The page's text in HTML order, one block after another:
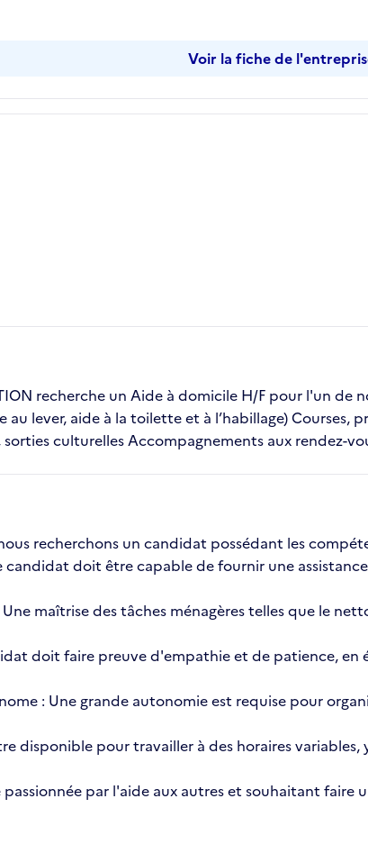
recherche un Aide à domicile H/F pour l'un de
au lever, aide à la toilette et à l’habillage)
culturelles Accompagnements aux rendez-
recherchons un candidat possédant les
candidat doit être capable de fournir une
maîtrise des tâches ménagères telles que le
doit faire preuve d'empathie et de patience, en
: Une grande autonomie est requise pour
disponible pour travailler à des horaires variables,
par l'aide aux autres et souhaitant
Voir la fiche de